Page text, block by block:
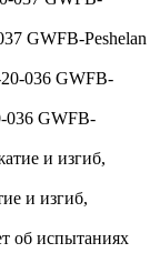
GWFB-Peshelan
036 GWFB-
и изгиб,
об испытаниях